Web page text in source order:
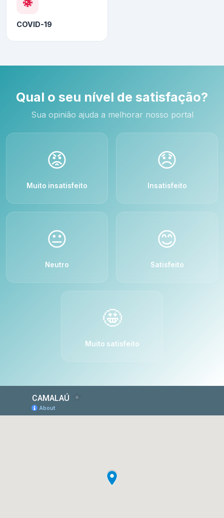
COVID-19
Qual o seu nível de satisfação?
Sua opinião ajuda a melhorar nosso portal
😡
Muito insatisfeito
😞
Insatisfeito
😐
Neutro
😊
Satisfeito
🤩
Muito satisfeito